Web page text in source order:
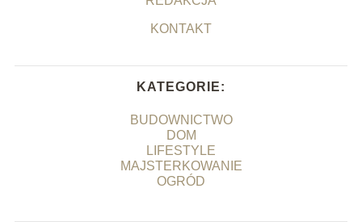
KONTAKT
KATEGORIE:
BUDOWNICTWO
DOM
LIFESTYLE
MAJSTERKOWANIE
OGRÓD